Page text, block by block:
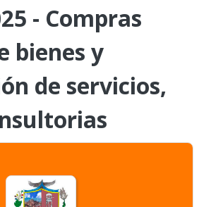
- Compras
bienes y
de servicios,